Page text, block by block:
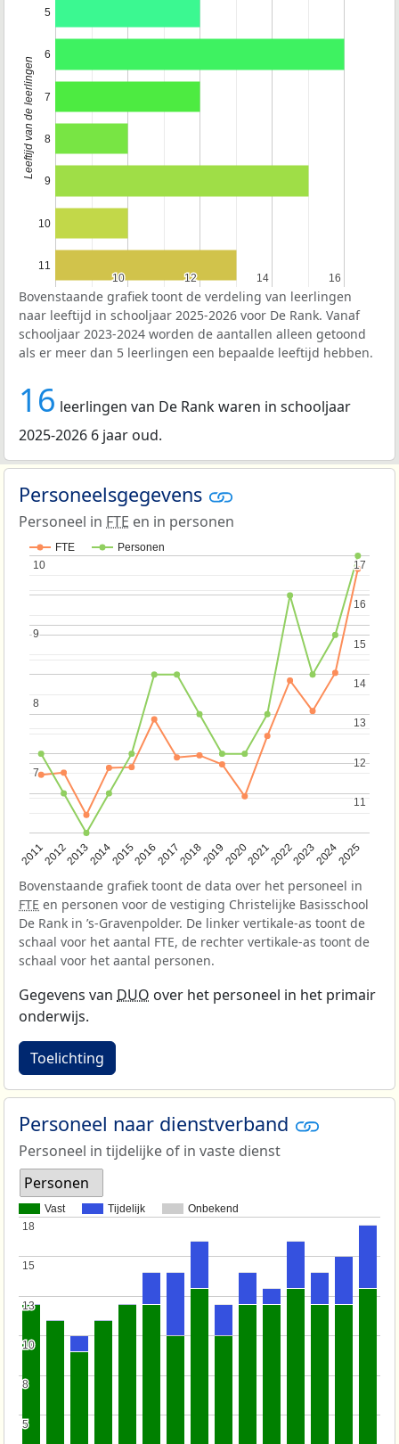
10
10 12
12 14
14 16
16
5
6
7
8
9
10
11
Leeftijd van de leerlingen
Bovenstaande grafiek toont de verdeling van leerlingen
naar leeftijd in schooljaar 2025-2026 voor De Rank. Vanaf
schooljaar 2023-2024 worden de aantallen alleen getoond
als er meer dan 5 leerlingen een bepaalde leeftijd hebben.
16 leerlingen van De Rank waren in schooljaar
2025-2026 6 jaar oud.
Personeelsgegevens
Personeel in FTE en in personen
FTE Personen
201120122013201420152016201720182019202020212022202320242025
7
7
8
8
9
9
10
10
11
11
12
12
13
13
14
14
15
15
16
16
17
17
Bovenstaande grafiek toont de data over het personeel in
FTE en personen voor de vestiging Christelijke Basisschool
De Rank in ’s-Gravenpolder. De linker vertikale-as toont de
schaal voor het aantal FTE, de rechter vertikale-as toont de
schaal voor het aantal personen.
Gegevens van DUO over het personeel in het primair
onderwijs.
Toelichting
Personeel naar dienstverband
Personeel in tijdelijke of in vaste dienst
Personen
Vast Tijdelijk Onbekend
5
5
8
8
10
10
13
13
15
15
18
18